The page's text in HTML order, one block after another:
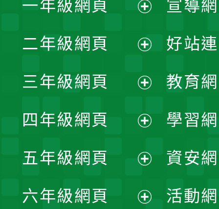
一年級網頁
開
選
單
二年級網頁
開
選
單
三年級網頁
開
選
單
四年級網頁
開
選
五年級網頁
六年級網頁
宣導
好站
教育
學習
資安
活動